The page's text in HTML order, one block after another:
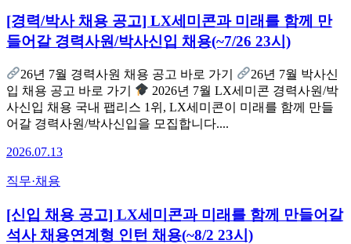
[경력/박사 채용 공고] LX세미콘과 미래를 함께 만
들어갈 경력사원/박사신입 채용(~7/26 23시)
26년 7월 경력사원 채용 공고 바로 가기
26년 7월 박사신
입 채용 공고 바로 가기
2026년 7월 LX세미콘 경력사원/박
사신입 채용 국내 팹리스 1위, LX세미콘이 미래를 함께 만들
어갈 경력사원/박사신입을 모집합니다....
2026.07.13
직무·채용
[신입 채용 공고] LX세미콘과 미래를 함께 만들어갈
석사 채용연계형 인턴 채용(~8/2 23시)